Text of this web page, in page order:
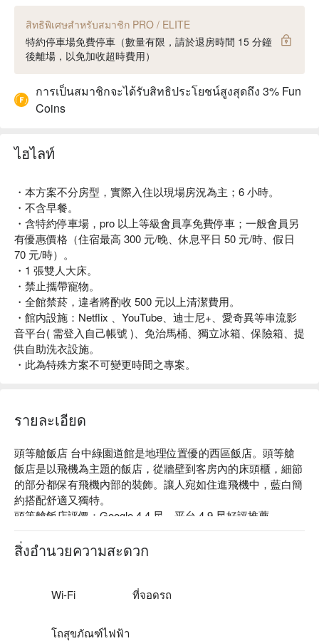
สิทธิพิเศษสำหรับสมาชิก PRO / ELITE
特約停車場免費停車（數量有限，請於退房時間 15 分鐘
後離場，以免加收超時費用）
การเป็นสมาชิกจะได้รับสิทธิประโยชน์สูงสุดถึง 3% Fun
Coins
ไฮไลท์
・本方案不分房型，實際入住以現場房況為主；6 小時。
・不含早餐。
・含特約停車場，pro 以上等級會員享免費停車；一般會員另
有優惠價格（住宿最高 300 元/晚、休息平日 50 元/時、假日
70 元/時）。
・1 張雙人大床。
・禁止攜帶寵物。
・全館禁菸，違者將酌收 500 元以上清潔費用。
・館內設施：Netflix 、YouTube、迪士尼+、愛奇異等串流影
音平台( 需登入自己帳號 )、免治馬桶、獨立冰箱、保險箱、提
供自助洗衣設施。
・此為特殊方案不可變更時間之專案。
รายละเอียด
頭等艙飯店 台中綠園道館是地理位置優的西區飯店。頭等艙
飯店是以飛機為主題的飯店，從牆壁到客房內的床頭櫃，細節
的部分都保有飛機內部的裝飾。讓人宛如住進飛機中，藍白簡
約搭配舒適又獨特。
頭等艙飯店評價：Google 4.4 星、平台 4.9 星好評推薦
頭等艙飯店推薦：頭等艙飯店緊鄰美村路及健行路美食商圈、
廣三 SOGO 百貨、勤美誠品綠園道、科博館等。
สิ่งอำนวยความสะดวก
Wi-Fi ที่จอดรถ
โถสุขภัณฑ์ไฟฟ้า